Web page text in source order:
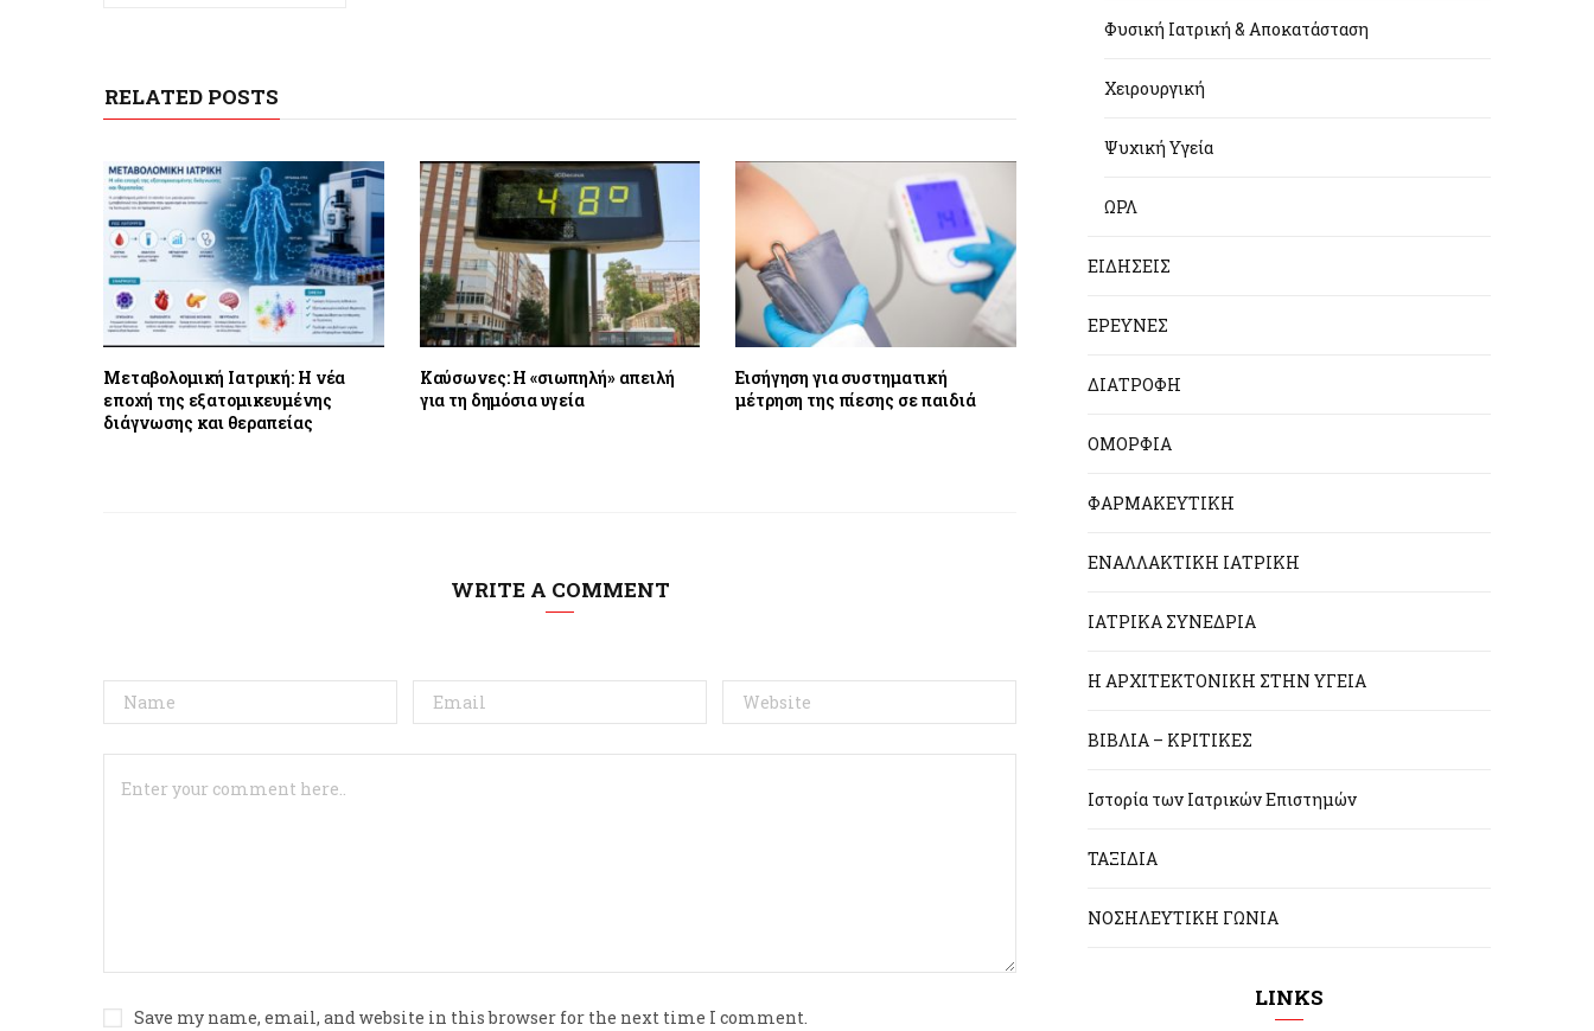
RELATED POSTS
Μεταβολομική Ιατρική: Η νέα
εποχή της εξατομικευμένης
διάγνωσης και θεραπείας
Καύσωνες: Η «σιωπηλή» απειλή
για τη δημόσια υγεία
Εισήγηση για συστηματική
μέτρηση της πίεσης σε παιδιά
WRITE A COMMENT
Save my name, email, and website in this browser for the next time I comment.
Φυσική Ιατρική & Αποκατάσταση
Χειρουργική
Ψυχική Υγεία
ΩΡΛ
ΕΙΔΗΣΕΙΣ
ΕΡΕΥΝΕΣ
ΔΙΑΤΡΟΦΗ
ΟΜΟΡΦΙΑ
ΦΑΡΜΑΚΕΥΤΙΚΗ
ΕΝΑΛΛΑΚΤΙΚΗ ΙΑΤΡΙΚΗ
ΙΑΤΡΙΚΑ ΣΥΝΕΔΡΙΑ
Η ΑΡΧΙΤΕΚΤΟΝΙΚΗ ΣΤΗΝ ΥΓΕΙΑ
ΒΙΒΛΙΑ – ΚΡΙΤΙΚΕΣ
Ιστορία των Ιατρικών Επιστημών
ΤΑΞΙΔΙΑ
ΝΟΣΗΛΕΥΤΙΚΗ ΓΩΝΙΑ
LINKS